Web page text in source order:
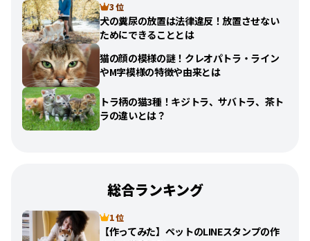
3 位
犬の糞尿の放置は法律違反！放置させない
ためにできることとは
猫の顔の模様の謎！クレオパトラ・ライン
やM字模様の特徴や由来とは
トラ柄の猫3種！キジトラ、サバトラ、茶ト
ラの違いとは？
総合ランキング
1 位
【作ってみた】ペットのLINEスタンプの作